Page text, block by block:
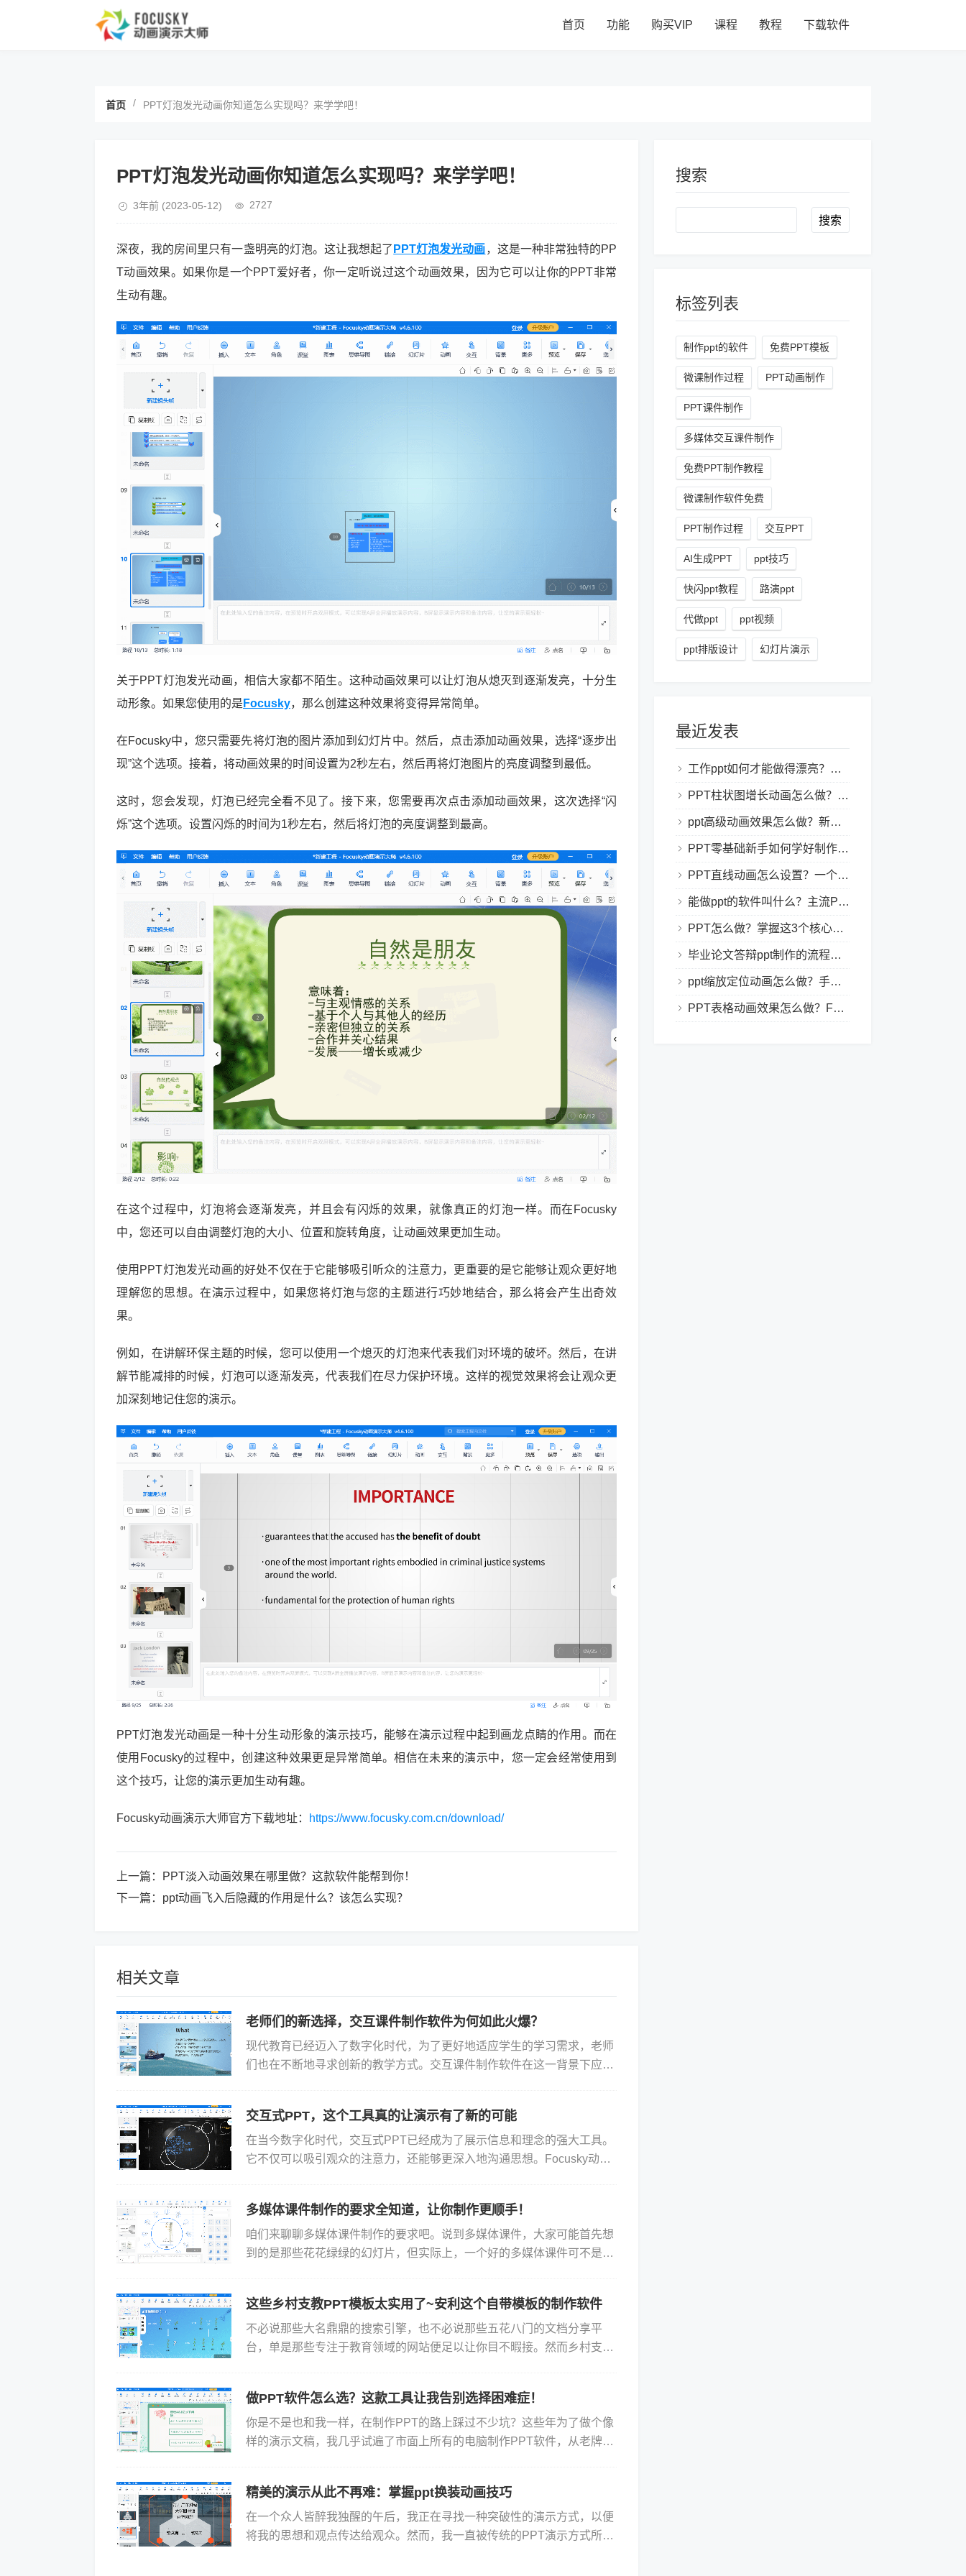
首页 功能 购买VIP 课程 教程 下载软件
首页 / PPT灯泡发光动画你知道怎么实现吗？来学学吧！
PPT灯泡发光动画你知道怎么实现吗？来学学吧！
3年前 (2023-05-12) 2727
深夜，我的房间里只有一盏明亮的灯泡。这让我想起了 PPT灯泡发光动画，这是一种非常独特的PP
T动画效果。如果你是一个PPT爱好者，你一定听说过这个动画效果，因为它可以让你的PPT非常
生动有趣。
关于PPT灯泡发光动画，相信大家都不陌生。这种动画效果可以让灯泡从熄灭到逐渐发亮，十分生
动形象。如果您使用的是 Focusky，那么创建这种效果将变得异常简单。
在Focusky中，您只需要先将灯泡的图片添加到幻灯片中。然后，点击添加动画效果，选择“逐步出
现”这个选项。接着，将动画效果的时间设置为2秒左右，然后再将灯泡图片的亮度调整到最低。
这时，您会发现，灯泡已经完全看不见了。接下来，您需要再次点击添加动画效果，这次选择“闪
烁”这个选项。设置闪烁的时间为1秒左右，然后将灯泡的亮度调整到最高。
在这个过程中，灯泡将会逐渐发亮，并且会有闪烁的效果，就像真正的灯泡一样。而在Focusky
中，您还可以自由调整灯泡的大小、位置和旋转角度，让动画效果更加生动。
使用PPT灯泡发光动画的好处不仅在于它能够吸引听众的注意力，更重要的是它能够让观众更好地
理解您的思想。在演示过程中，如果您将灯泡与您的主题进行巧妙地结合，那么将会产生出奇效
果。
例如，在讲解环保主题的时候，您可以使用一个熄灭的灯泡来代表我们对环境的破坏。然后，在讲
解节能减排的时候，灯泡可以逐渐发亮，代表我们在尽力保护环境。这样的视觉效果将会让观众更
加深刻地记住您的演示。
PPT灯泡发光动画是一种十分生动形象的演示技巧，能够在演示过程中起到画龙点睛的作用。而在
使用Focusky的过程中，创建这种效果更是异常简单。相信在未来的演示中，您一定会经常使用到
这个技巧，让您的演示更加生动有趣。
Focusky动画演示大师官方下载地址： https://www.focusky.com.cn/download/
上一篇：
PPT淡入动画效果在哪里做？这款软件能帮到你！
下一篇： ppt动画飞入后隐藏的作用是什么？该怎么实现？
相关文章
老师们的新选择，交互课件制作软件为何如此火爆？
现代教育已经迈入了数字化时代，为了更好地适应学生的学习需求，老师
们也在不断地寻求创新的教学方式。交互课件制作软件在这一背景下应运
交互式PPT，这个工具真的让演示有了新的可能
在当今数字化时代，交互式PPT已经成为了展示信息和理念的强大工具。
它不仅可以吸引观众的注意力，还能够更深入地沟通思想。Focusky动画
多媒体课件制作的要求全知道，让你制作更顺手！
咱们来聊聊多媒体课件制作的要求吧。说到多媒体课件，大家可能首先想
到的是那些花花绿绿的幻灯片，但实际上，一个好的多媒体课件可不是简
这些乡村支教PPT模板太实用了~安利这个自带模板的制作软件
不必说那些大名鼎鼎的搜索引擎，也不必说那些五花八门的文档分享平
台，单是那些专注于教育领域的网站便足以让你目不暇接。然而乡村支教
做PPT软件怎么选？这款工具让我告别选择困难症！
你是不是也和我一样，在制作PPT的路上踩过不少坑？这些年为了做个像
样的演示文稿，我几乎试遍了市面上所有的电脑制作PPT软件，从老牌大
精美的演示从此不再难：掌握ppt换装动画技巧
在一个众人皆醉我独醒的午后，我正在寻找一种突破性的演示方式，以便
将我的思想和观点传达给观众。然而，我一直被传统的PPT演示方式所束
搜索
Search
标签列表
制作ppt的软件 免费PPT模板
微课制作过程 PPT动画制作
PPT课件制作
多媒体交互课件制作
免费PPT制作教程
微课制作软件免费
PPT制作过程 交互PPT
AI生成PPT ppt技巧
快闪ppt教程 路演ppt
代做ppt ppt视频
ppt排版设计 幻灯片演示
最近发表
工作ppt如何才能做得漂亮？职场PPT美化与制作技巧
PPT柱状图增长动画怎么做？实用的ppt技巧分享给你！
ppt高级动画效果怎么做？新手也能学会的亮眼PPT动画指南
PPT零基础新手如何学好制作PPT？新手入门全攻略
PPT直线动画怎么设置？一个简单的设置技巧
能做ppt的软件叫什么？主流PPT制作软件盘点与选型指南
PPT怎么做？掌握这3个核心制作方法与技巧，新手也能变大神！
毕业论文答辩ppt制作的流程是怎样的？新手零门槛指南
ppt缩放定位动画怎么做？手把手教程，小白也能学会做动态PPT
PPT表格动画效果怎么做？Focusky让你的演示更独特！